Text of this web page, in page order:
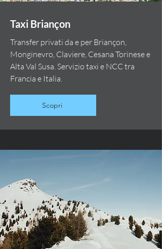
Taxi Briançon
Transfer privati da e per Briançon,
Monginevro, Claviere, Cesana Torinese e
Alta Val Susa. Servizio taxi e NCC tra
Francia e Italia.
Scopri